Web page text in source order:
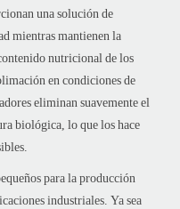
una solución de
mientras mantienen la
nutricional de los
en condiciones de
eliminan suavemente el
biológica, lo que los hace
para la producción
industriales. Ya sea